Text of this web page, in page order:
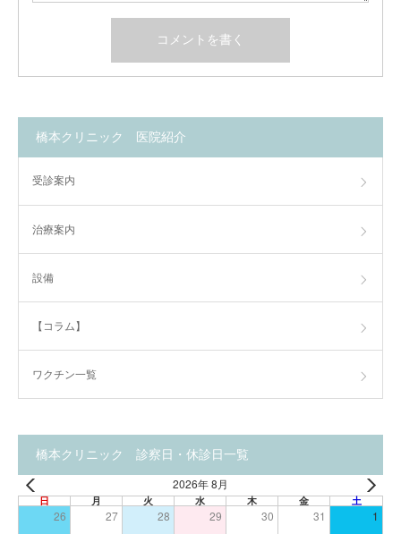
橋本クリニック 医院紹介
受診案内
治療案内
設備
【コラム】
ワクチン一覧
橋本クリニック 診察日・休診日一覧
2026年 8月
日 月 火 水 木 金 土
26 27 28 29 30 31 1